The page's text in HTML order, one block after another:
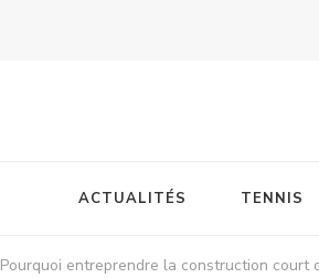
ACTUALITÉS TENNIS
Pourquoi entreprendre la construction court